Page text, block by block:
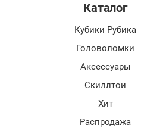
Каталог
Кубики Рубика
Головоломки
Аксессуары
Скиллтои
Хит
Распродажа